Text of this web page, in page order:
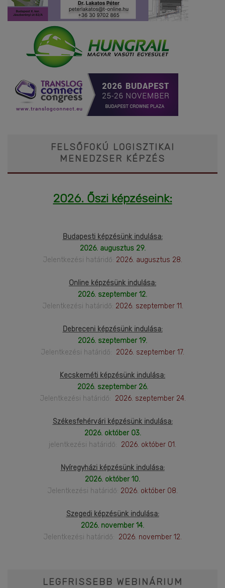
FELSŐFOKÚ LOGISZTIKAI
MENEDZSER KÉPZÉS
2026. Őszi képzéseink:
Budapesti képzésünk indulása:
2026. augusztus 29.
Jelentkezési határidő: 2026. augusztus 28.
Online képzésünk indulása:
2026. szeptember 12.
Jelentkezési határidő: 2026. szeptember 11.
Debreceni képzésünk indulása:
2026. szeptember 19.
Jelentkezési határidő: 2026. szeptember 17.
Kecskeméti képzésünk indulása:
2026. szeptember 26.
Jelentkezési határidő: 2026. szeptember 24.
Székesfehérvári képzésünk indulása:
2026. október 03.
jelentkezési határidő: 2026. október 01.
Nyíregyházi képzésünk indulása:
2026. október 10.
Jelentkezési határidő: 2026. október 08.
Szegedi képzésünk indulása:
2026. november 14.
Jelentkezési határidő: 2026. november 12.
LEGFRISSEBB WEBINÁRIUM